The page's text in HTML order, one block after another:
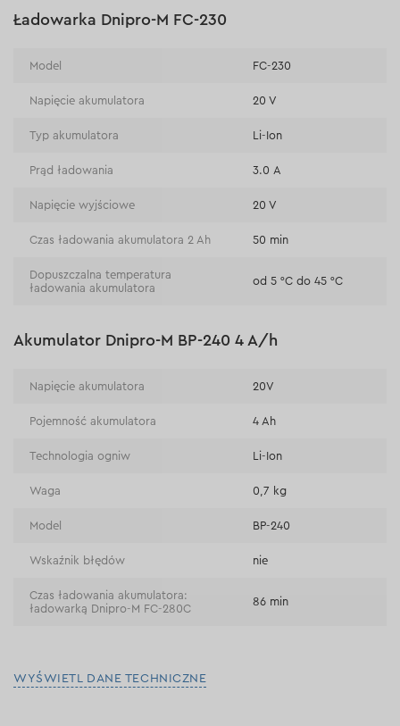
Ładowarka Dnipro-M FC-230
Model FC-230
Napięcie akumulatora 20 V
Typ akumulatora Li-Ion
Prąd ładowania 3.0 А
Napięcie wyjściowe 20 V
Czas ładowania akumulatora 2 Ah 50 min
Dopuszczalna temperatura
ładowania akumulatora
od 5 °C do 45 °C
Akumulator Dnipro-M BP-240 4 A/h
Napięcie akumulatora 20V
Pojemność akumulatora 4 Ah
Technologia ogniw Li-Ion
Waga 0,7 kg
Model BP-240
Wskaźnik błędów nie
Czas ładowania akumulatora:
ładowarką Dnipro-M FC-280C
86 min
WYŚWIETL DANE TECHNICZNE